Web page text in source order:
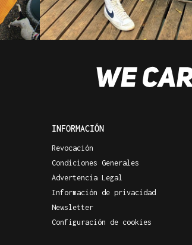
INFORMACIÓN
Revocación
Condiciones Generales
Advertencia Legal
Información de privacidad
Newsletter
Configuración de cookies